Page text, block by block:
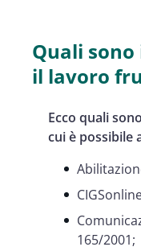
Quali
il lavoro
Ecco quali
cui è possibile
165/2001;